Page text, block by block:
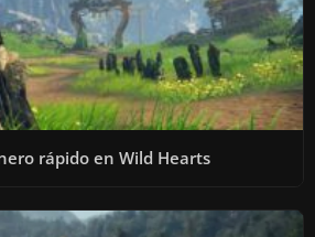
rápido en Wild Hearts